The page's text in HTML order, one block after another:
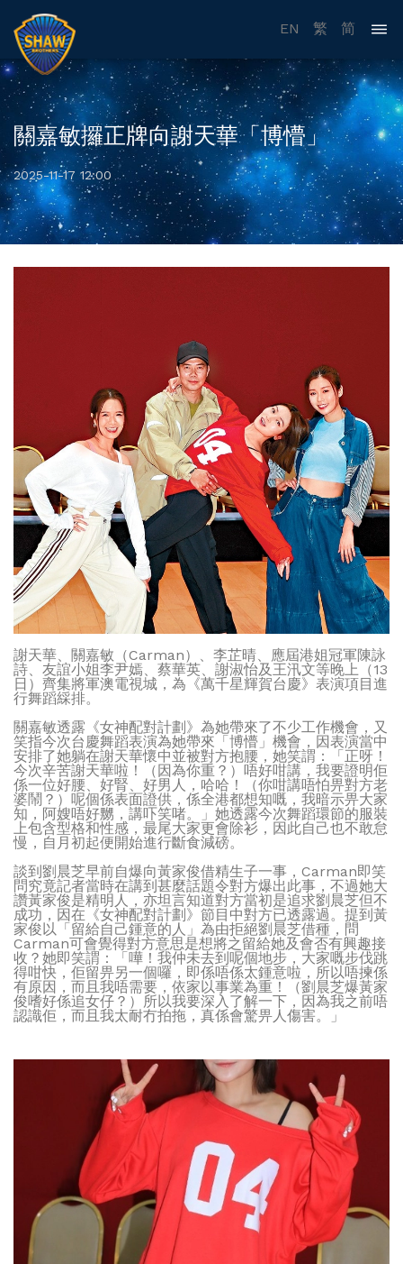
EN 繁 简
關嘉敏攞正牌向謝天華「博懵」
2025-11-17 12:00
謝天華、關嘉敏（Carman）、李芷晴、應屆港姐冠軍陳詠
詩、友誼小姐李尹嫣、蔡華英、謝淑怡及王汛文等晚上（13
日）齊集將軍澳電視城，為《萬千星輝賀台慶》表演項目進
行舞蹈綵排。
關嘉敏透露《女神配對計劃》為她帶來了不少工作機會，又
笑指今次台慶舞蹈表演為她帶來「博懵」機會，因表演當中
安排了她躺在謝天華懷中並被對方抱腰，她笑謂：「正呀！
今次辛苦謝天華啦！（因為你重？）唔好咁講，我要證明佢
係一位好腰、好腎、好男人，哈哈！（你咁講唔怕畀對方老
婆鬧？）呢個係表面證供，係全港都想知嘅，我暗示畀大家
知，阿嫂唔好嬲，講吓笑啫。」她透露今次舞蹈環節的服裝
上包含型格和性感，最尾大家更會除衫，因此自己也不敢怠
慢，自月初起便開始進行斷食減磅。
談到劉晨芝早前自爆向黃家俊借精生子一事，Carman即笑
問究竟記者當時在講到甚麼話題令對方爆出此事，不過她大
讚黃家俊是精明人，亦坦言知道對方當初是追求劉晨芝但不
成功，因在《女神配對計劃》節目中對方已透露過。提到黃
家俊以「留給自己鍾意的人」為由拒絕劉晨芝借種，問
Carman可會覺得對方意思是想將之留給她及會否有興趣接
收？她即笑謂：「嘩！我仲未去到呢個地步，大家嘅步伐跳
得咁快，佢留畀另一個囉，即係唔係太鍾意啦，所以唔揀係
有原因，而且我唔需要，依家以事業為重！（劉晨芝爆黃家
俊嗜好係追女仔？）所以我要深入了解一下，因為我之前唔
認識佢，而且我太耐冇拍拖，真係會驚畀人傷害。」